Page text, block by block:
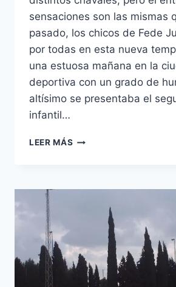
sensaciones son las mismas
pasado, los chicos de Fede
por todas en esta nueva
una estuosa mañana en la
deportiva con un grado de
altísimo se presentaba el
infantil…
LEER MÁS CONTUNDENTES
B
CADETE